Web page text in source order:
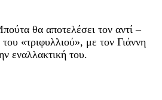
θα αποτελέσει τον αντί –
«τριφυλλιού», με τον Γιάννη
εναλλακτική του.